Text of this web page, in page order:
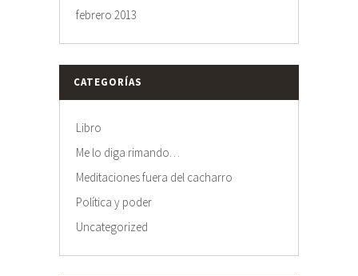
febrero 2013
CATEGORÍAS
Libro
Me lo diga rimando…
Meditaciones fuera del cacharro
Política y poder
Uncategorized